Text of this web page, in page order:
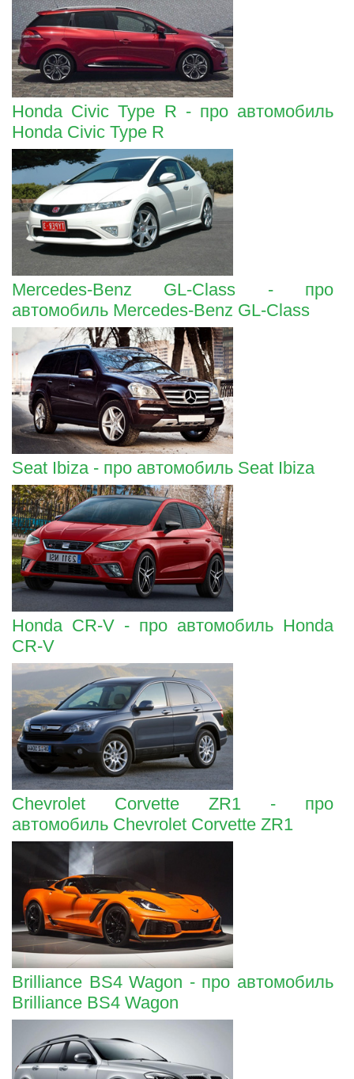
Honda Civic Type R - про автомобиль
Honda Civic Type R
Mercedes-Benz GL-Class - про
автомобиль Mercedes-Benz GL-Class
Seat Ibiza - про автомобиль Seat Ibiza
Honda CR-V - про автомобиль Honda
CR-V
Chevrolet Corvette ZR1 - про
автомобиль Chevrolet Corvette ZR1
Brilliance BS4 Wagon - про автомобиль
Brilliance BS4 Wagon